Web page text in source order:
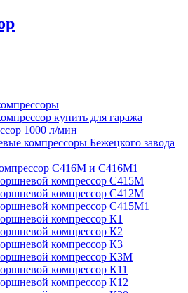
купить для гаража
1000 л/мин
компрессоры Бежецкого завода
С416М и С416М1
компрессор С415М
компрессор С412М
компрессор С415М1
компрессор К1
компрессор К2
компрессор К3
компрессор К3М
компрессор К11
компрессор К12